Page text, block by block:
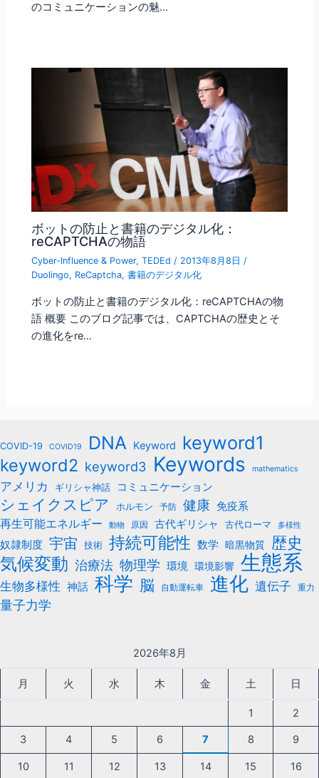
のコミュニケーションの魅…
ボットの防止と書籍のデジタル化：
reCAPTCHAの物語
Cyber-Influence & Power,TEDEd / 2013年8月8日/
Duolingo, ReCaptcha,書籍のデジタル化
ボットの防止と書籍のデジタル化：reCAPTCHAの物
語 概要 このブログ記事では、CAPTCHAの歴史とそ
の進化をre…
COVID-19 COVID19 DNA Keyword keyword1
keyword2 keyword3 Keywords mathematics
アメリカ ギリシャ神話 コミュニケーション
シェイクスピア ホルモン 予防 健康 免疫系
再生可能エネルギー
動物 原因 古代ギリシャ 古代ローマ 多様性
奴隷制度 宇宙 技術 持続可能性 数学 暗黒物質 歴史
気候変動 治療法 物理学 環境 環境影響 生態系
生物多様性 神話 科学 脳 自動運転車 進化 遺伝子 重力
量子力学
2026年8月
月 火 水 木 金 土 日
1 2
3 4 5 6 7 8 9
10 11 12 13 14 15 16